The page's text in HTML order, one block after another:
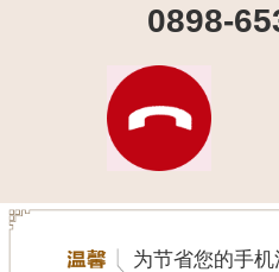
0898-
为节省您的手机